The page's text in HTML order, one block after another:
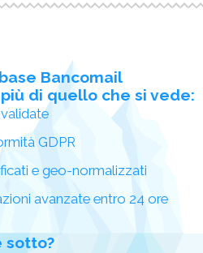
Bancomail
di quello che si vede:
GDPR
e geo-normalizzati
avanzate entro 24 ore
sotto?